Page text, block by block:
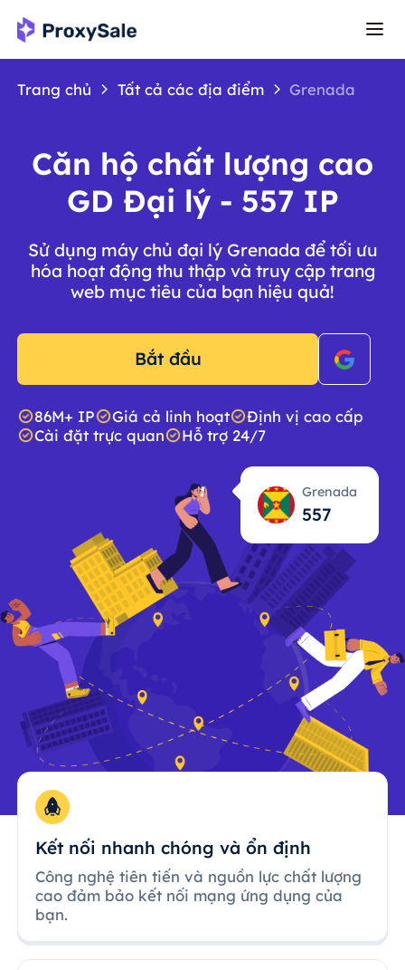
Trang chủ Tất cả các địa điểm Grenada
Căn hộ chất lượng cao
GD Đại lý - 557 IP
Sử dụng máy chủ đại lý Grenada để tối ưu
hóa hoạt động thu thập và truy cập trang
web mục tiêu của bạn hiệu quả!
Bắt đầu
86M+ IP Giá cả linh hoạt
Định vị cao cấp
Cài đặt trực quan
Hỗ trợ 24/7
Grenada
557
Kết nối nhanh chóng và ổn định
Công nghệ tiên tiến và nguồn lực chất lượng
cao đảm bảo kết nối mạng ứng dụng của
bạn.